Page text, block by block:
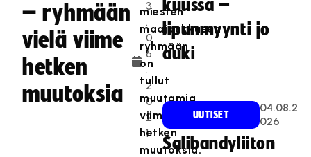
– ryhmään
vielä viime
hetken
muutoksia
3
.
0
6
.
2
0
2
1
miesten
maajoukkueen
ryhmään
on
tullut
muutamia
viime
hetken
muutoksia.
kuussa –
lipunmyynti jo
auki
UUTISET
04.08.2
026
Salibandyliiton